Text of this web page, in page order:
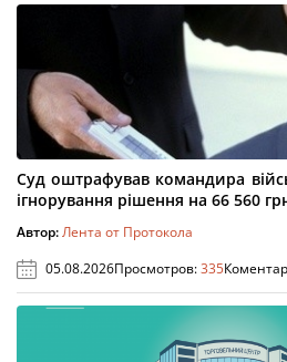
Суд оштрафував командира
ігнорування рішення на 66 560
Автор:Лента от Протокола
05.08.2026Просмотров:335